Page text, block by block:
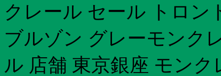
クレール セール トロン
ブルゾン グレーモンク
ル 店舗 東京銀座 モン